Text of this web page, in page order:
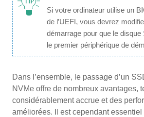
Si votre ordinateur utilise un
de l’UEFI, vous devrez
démarrage pour que le
le premier périphérique de
Dans l’ensemble, le passage d’un
NVMe offre de nombreux avantages,
considérablement accrue et des
améliorées. Il est cependant